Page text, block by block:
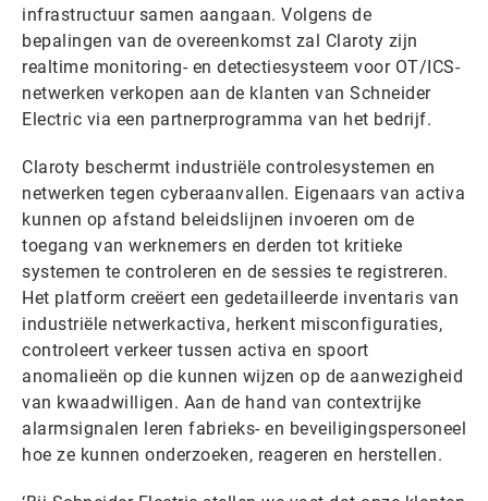
infrastructuur samen aangaan. Volgens de
bepalingen van de overeenkomst zal Claroty zijn
realtime monitoring- en detectiesysteem voor OT/ICS-
netwerken verkopen aan de klanten van Schneider
Electric via een partnerprogramma van het bedrijf.
Claroty beschermt industriële controlesystemen en
netwerken tegen cyberaanvallen. Eigenaars van activa
kunnen op afstand beleidslijnen invoeren om de
toegang van werknemers en derden tot kritieke
systemen te controleren en de sessies te registreren.
Het platform creëert een gedetailleerde inventaris van
industriële netwerkactiva, herkent misconfiguraties,
controleert verkeer tussen activa en spoort
anomalieën op die kunnen wijzen op de aanwezigheid
van kwaadwilligen. Aan de hand van contextrijke
alarmsignalen leren fabrieks- en beveiligingspersoneel
hoe ze kunnen onderzoeken, reageren en herstellen.